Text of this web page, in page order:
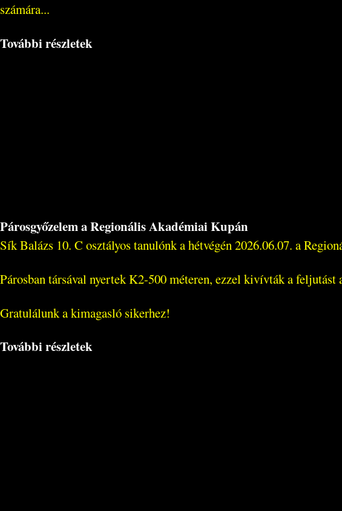
számára...
További részletek
Párosgyőzelem a Regionális Akadémiai Kupán
Sík Balázs 10. C osztályos tanulónk a hétvégén 2026.06.07. a
Párosban társával nyertek K2-500 méteren, ezzel kivívták a feljutást
Gratulálunk a kimagasló sikerhez!
További részletek